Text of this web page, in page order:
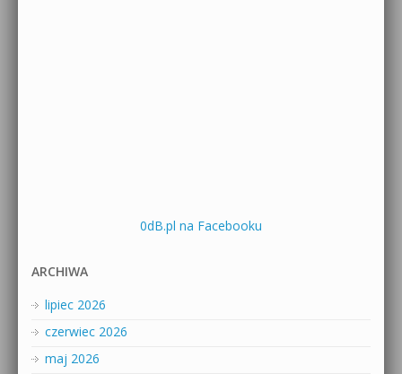
0dB.pl na Facebooku
ARCHIWA
lipiec 2026
czerwiec 2026
maj 2026